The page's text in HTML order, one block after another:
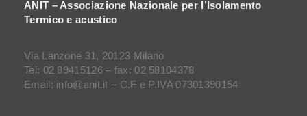
ANIT – Associazione Nazionale per l’Isolamento
Termico e acustico
Via Lanzone 31, 20123 Milano
Tel: 02 89415126 – fax: 02 58104378
Email: info@anit.it – C.F e P.IVA 07301390154